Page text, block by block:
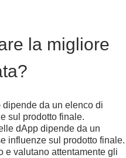
la migliore
dipende da un elenco di
sul prodotto finale.
dApp dipende da un
influenze sul prodotto finale.
e valutano attentamente gli